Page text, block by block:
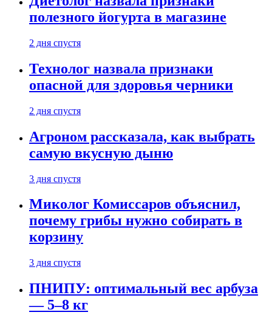
полезного йогурта в магазине
2 дня спустя
Технолог назвала признаки
опасной для здоровья черники
2 дня спустя
Агроном рассказала, как выбрать
самую вкусную дыню
3 дня спустя
Миколог Комиссаров объяснил,
почему грибы нужно собирать в
корзину
3 дня спустя
ПНИПУ: оптимальный вес арбуза
— 5–8 кг